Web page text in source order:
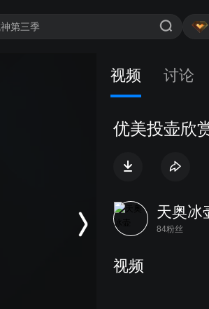
视频 讨论
优美投壶欣
天奥冰
84粉丝
视频